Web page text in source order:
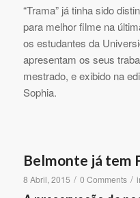
“Trama” já tinha sido
para melhor filme na
os estudantes da
apresentam os seus
mestrado, e exibido na
Sophia.
Belmonte já tem
8 Abril, 2015 / 0 Comments /